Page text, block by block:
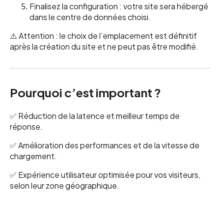
Finalisez la configuration : votre site sera hébergé
dans le centre de données choisi.
⚠️ Attention : le choix de l’emplacement est définitif
après la création du site et ne peut pas être modifié.
Pourquoi c’est important ?
✅ Réduction de la latence et meilleur temps de
réponse.
✅ Amélioration des performances et de la vitesse de
chargement.
✅ Expérience utilisateur optimisée pour vos visiteurs,
selon leur zone géographique.